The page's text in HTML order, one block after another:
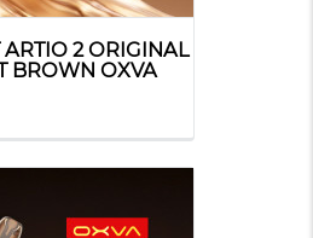
ARTIO 2 ORIGINAL
BROWN OXVA